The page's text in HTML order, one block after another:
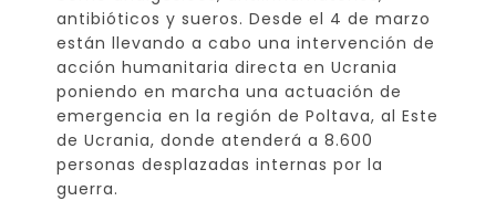
antibióticos y sueros. Desde el 4 de marzo
están llevando a cabo una intervención de
acción humanitaria directa en Ucrania
poniendo en marcha una actuación de
emergencia en la región de Poltava, al Este
de Ucrania, donde atenderá a 8.600
personas desplazadas internas por la
guerra.